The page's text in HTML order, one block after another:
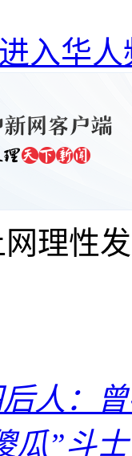
入华人
理性
人：
瓜”斗士